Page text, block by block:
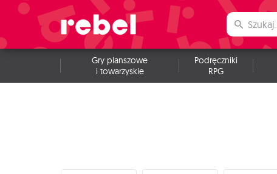
Gry planszowe
i towarzyskie
Podręczniki
RPG